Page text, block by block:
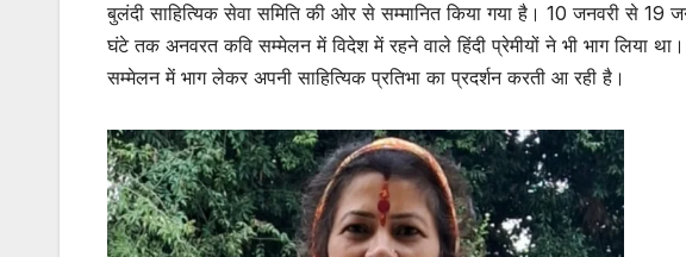
बुलंदी साहित्यिक सेवा समिति की ओर से सम्मानित किया गया है। 10 जनवरी से 19
घंटे तक अनवरत कवि सम्मेलन में विदेश में रहने वाले हिंदी प्रेमीयों ने भी भाग लिया था।
सम्मेलन में भाग लेकर अपनी साहित्यिक प्रतिभा का प्रदर्शन करती आ रही है।